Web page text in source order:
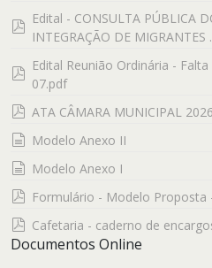
pdf
Edital - CONSULTA PÚBLICA
INTEGRAÇÃO DE MIGRANTES
pdf
Edital Reunião Ordinária -
07.pdf
pdf
ATA CÂMARA MUNICIPAL
documento
Modelo Anexo II
documento
Modelo Anexo I
pdf
Formulário - Modelo Proposta
pdf
Cafetaria - caderno de
Documentos Online